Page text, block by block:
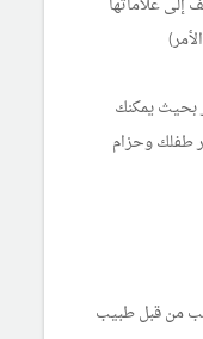
بحيث يمكنك
طفلك وحزام
من قبل طبيب